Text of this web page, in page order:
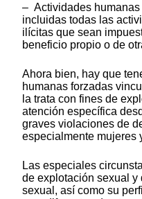
– Actividades
incluidas todas las
ilícitas que sean
beneficio propio o de
Ahora bien, hay que
humanas forzadas
la trata con fines de
atención específica
graves violaciones de
especialmente mujeres
Las especiales
de explotación sexual y
sexual, así como su